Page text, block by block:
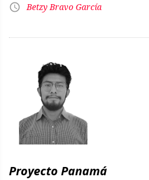
Betzy Bravo García
Proyecto Panamá